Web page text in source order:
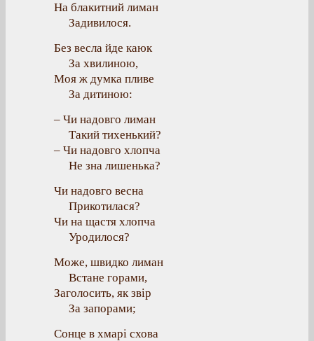
На блакитний лиман
Задивилося.
Без весла йде каюк
За хвилиною,
Моя ж думка пливе
За дитиною:
– Чи надовго лиман
Такий тихенький?
– Чи надовго хлопча
Не зна лишенька?
Чи надовго весна
Прикотилася?
Чи на щастя хлопча
Уродилося?
Може, швидко лиман
Встане горами,
Заголосить, як звір
За запорами;
Сонце в хмарі схова